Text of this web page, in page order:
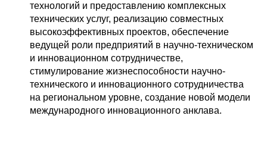
технологий и предоставлению комплексных
технических услуг, реализацию совместных
высокоэффективных проектов, обеспечение
ведущей роли предприятий в научно-техническом
и инновационном сотрудничестве,
стимулирование жизнеспособности научно-
технического и инновационного сотрудничества
на региональном уровне, создание новой модели
международного инновационного анклава.